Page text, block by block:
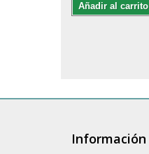
Añadir al carrito
Información